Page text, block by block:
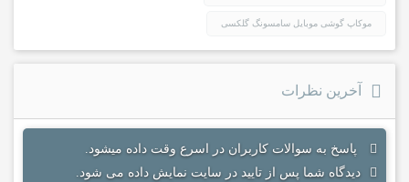
موکاپ گوشی موبایل سامسونگ گلکسی
آخرین نظرات
پاسخ به سوالات کاربران در اسرع وقت داده میشود.
دیدگاه شما پس از تایید در سایت نمایش داده می شود.